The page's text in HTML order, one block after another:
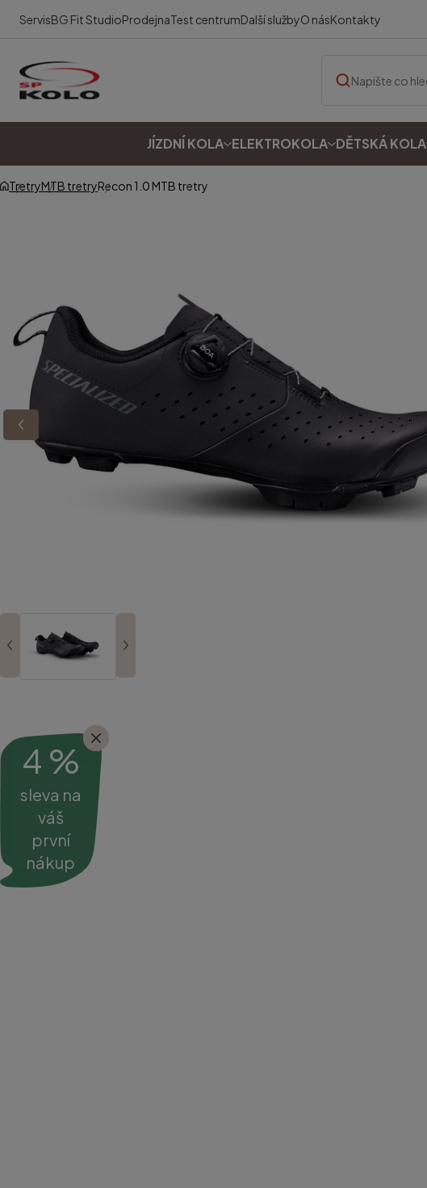
ServisBG Fit StudioProdejnaTest centrumDalší službyO násKontakty
JÍZDNÍ KOLA ELEKTROKOLA DĚTSKÁ KOLA
TretryMTB tretryRecon 1.0 MTB tretry
4 %
sleva na
váš
první
nákup